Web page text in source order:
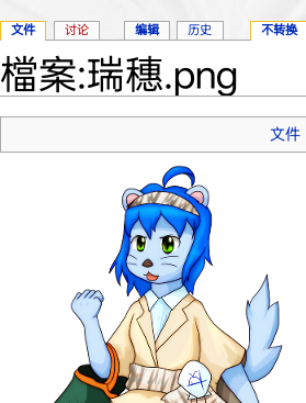
檔案:瑞穗.png
文件
文件 讨论 编辑 历史 不转换